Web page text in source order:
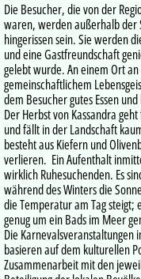
Die Besucher, die von der
waren, werden außerhalb der
hingerissen sein. Sie werden
und eine Gastfreundschaft
gelebt wurde. An einem Ort
gemeinschaftlichem
dem Besucher gutes Essen
Der Herbst von Kassandra
und fällt in der Landschaft
besteht aus Kiefern und
verlieren. Ein Aufenthalt
wirklich Ruhesuchenden. Es
während des Winters die
die Temperatur am Tag steigt;
genug um ein Bads im Meer
Die Karnevalsveranstaltungen
basieren auf dem kulturellen
Zusammenarbeit mit den